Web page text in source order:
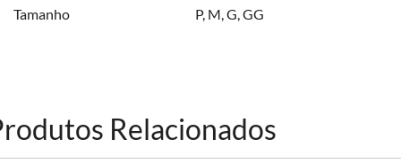
Tamanho P, M G GG
Relacionados